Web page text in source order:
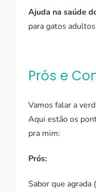
Ajuda na saúde
para gatos
Prós e
Vamos falar a
Aqui estão os
pra mim:
Prós:
Sabor que agrada